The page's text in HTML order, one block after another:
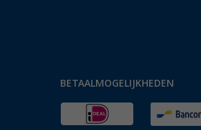
BETAALMOGELIJKHEDEN